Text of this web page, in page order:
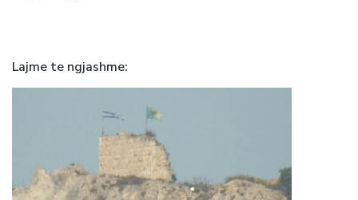
Lajme te ngjashme